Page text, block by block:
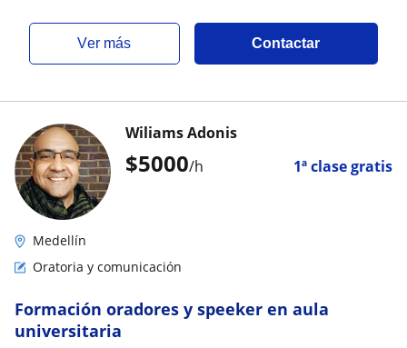
ver más Contactar
$5000/h 1ª clase gratis
Wiliams Adonis
Medellín
Oratoria y comunicación
Formación oradores y speeker en aula
universitaria